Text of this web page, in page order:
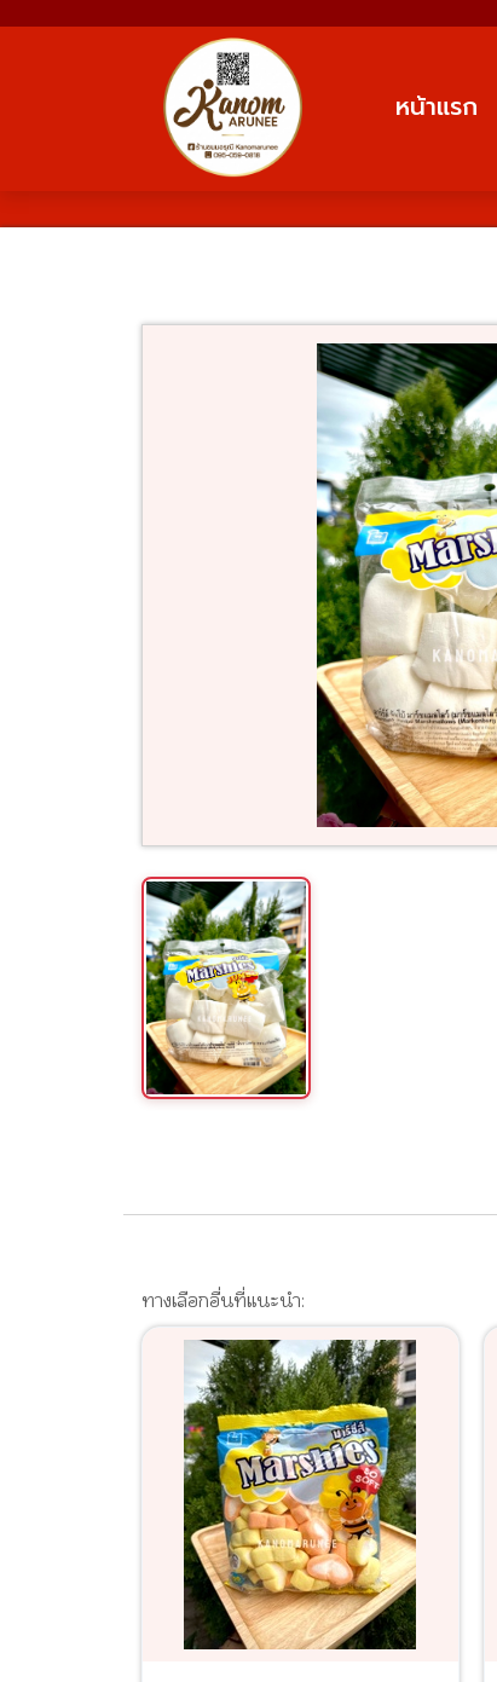
หน้าแรก
ทางเลือกอื่นที่แนะนำ: